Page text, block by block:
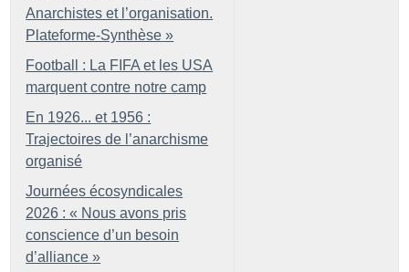
Anarchistes et l’organisation.
Plateforme-Synthèse »
Football : La FIFA et les USA
marquent contre notre camp
En 1926... et 1956 :
Trajectoires de l’anarchisme
organisé
Journées écosyndicales
2026 : « Nous avons pris
conscience d’un besoin
d’alliance »